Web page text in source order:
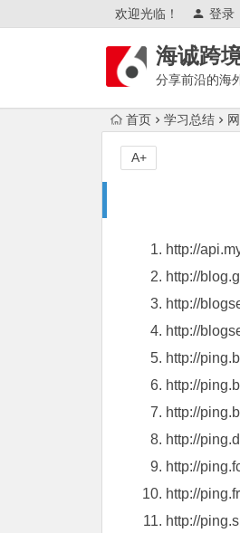
欢迎光临！ 登录
海诚跨
分享前沿的海
首页 学习总结
A+
http://
http://
http://
http://
http://
http://
http://
http://
http://
http://
http://